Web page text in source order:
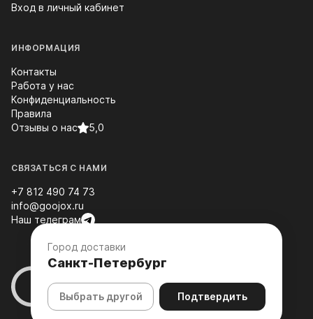
Вход в личный кабинет
ИНФОРМАЦИЯ
Контакты
Работа у нас
Конфиденциальность
Правила
Отзывы о нас
5,0
СВЯЗАТЬСЯ С НАМИ
+7 812 490 74 73
info@goojox.ru
Наш телеграм
Город доставки
Санкт-Петербург
Выбрать другой Подтвердить